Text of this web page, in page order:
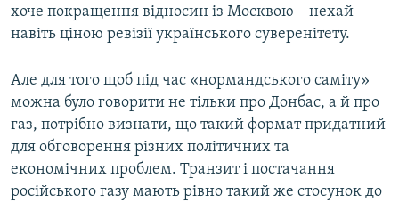
хоче покращення відносин із Москвою ‒ нехай
навіть ціною ревізії українського суверенітету.
Але для того щоб під час «нормандського саміту»
можна було говорити не тільки про Донбас, а й про
газ, потрібно визнати, що такий формат придатний
для обговорення різних політичних та
економічних проблем. Транзит і постачання
російського газу мають рівно такий же стосунок до